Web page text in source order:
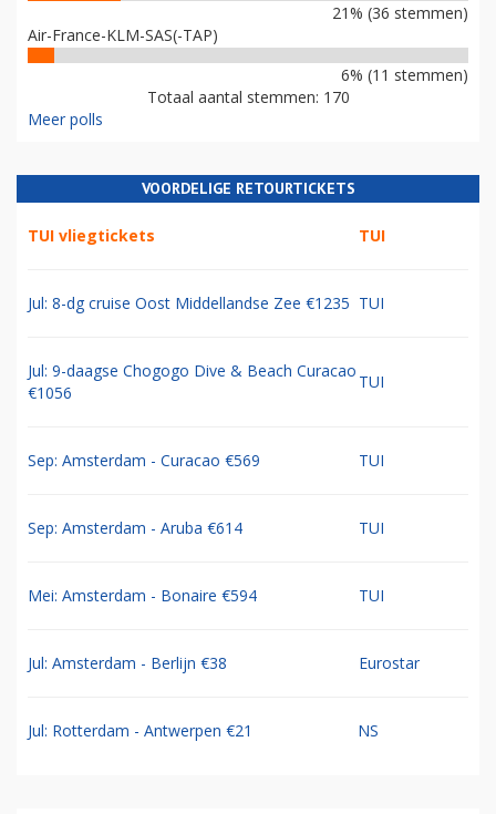
21% (36 stemmen)
Air-France-KLM-SAS(-TAP)
6% (11 stemmen)
Totaal aantal stemmen: 170
Meer polls
VOORDELIGE RETOURTICKETS
TUI vliegtickets TUI
Jul: 8-dg cruise Oost Middellandse Zee €1235 TUI
Jul: 9-daagse Chogogo Dive & Beach Curacao
€1056
TUI
Sep: Amsterdam - Curacao €569 TUI
Sep: Amsterdam - Aruba €614 TUI
Mei: Amsterdam - Bonaire €594 TUI
Jul: Amsterdam - Berlijn €38 Eurostar
Jul: Rotterdam - Antwerpen €21 NS